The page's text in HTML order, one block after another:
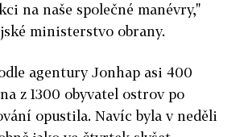
na naše společné manévry,"
ministerstvo obrany.
agentury Jonhap asi 400
z 1300 obyvatel ostrov po
opustila. Navíc byla v neděli